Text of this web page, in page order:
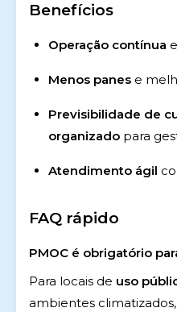
Benefícios
Operação contínua
Menos panes e
Previsibilidade de
organizado para
Atendimento ágil
FAQ rápido
PMOC é obrigatório
Para locais de uso
ambientes